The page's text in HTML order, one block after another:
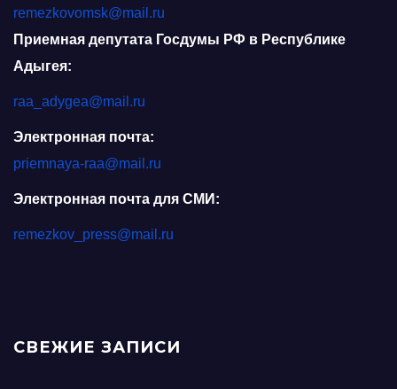
remezkovomsk@mail.ru
Приемная депутата Госдумы РФ в Республике
Адыгея:
raa_adygea@mail.ru
Электронная почта:
priemnaya-raa@mail.ru
Электронная почта для СМИ:
remezkov_press@mail.ru
СВЕЖИЕ ЗАПИСИ